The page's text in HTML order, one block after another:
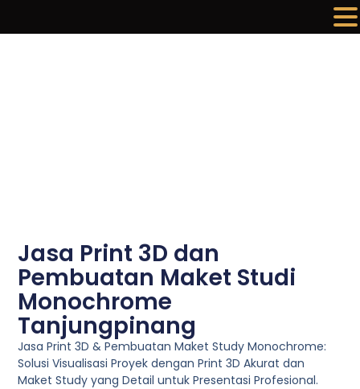
Jasa Print 3D dan
Pembuatan Maket Studi
Monochrome
Tanjungpinang
Jasa Print 3D & Pembuatan Maket Study Monochrome:
Solusi Visualisasi Proyek dengan Print 3D Akurat dan
Maket Study yang Detail untuk Presentasi Profesional.